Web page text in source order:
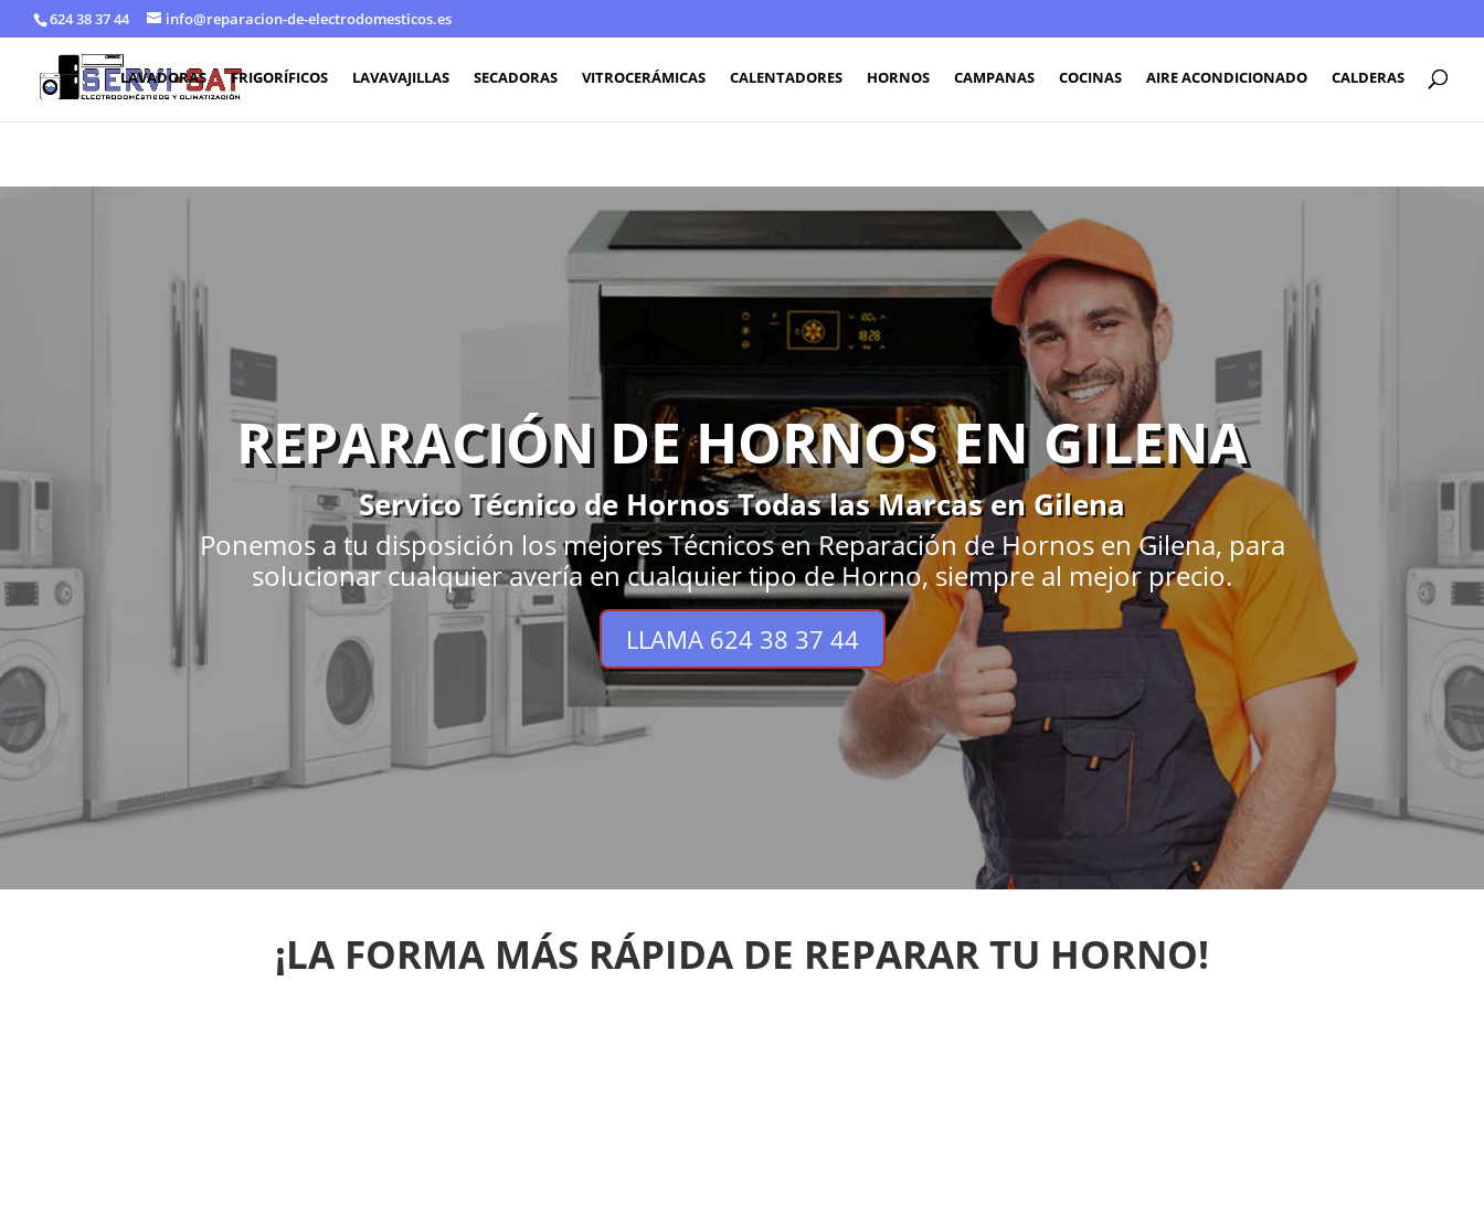
624 38 37 44 info@reparacion-de-electrodomesticos.es
LAVADORAS FRIGORÍFICOS LAVAVAJILLAS SECADORAS VITROCERÁMICAS CALENTADORES HORNOS CAMPANAS COCINAS AIRE ACONDICIONADO CALDERAS
REPARACIÓN DE HORNOS EN GILENA
Servico Técnico de Hornos Todas las Marcas en Gilena
Ponemos a tu disposición los mejores Técnicos en Reparación de Hornos en Gilena, para
solucionar cualquier avería en cualquier tipo de Horno, siempre al mejor precio.
LLAMA 624 38 37 44
¡LA FORMA MÁS RÁPIDA DE REPARAR TU HORNO!